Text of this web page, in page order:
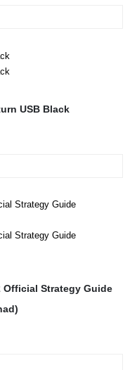
USB Black
Official Strategy Guide